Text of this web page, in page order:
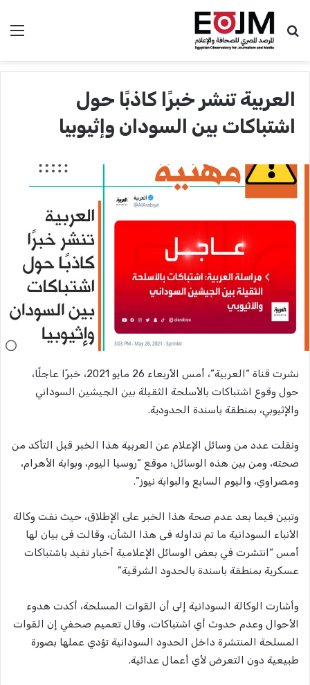
بحث عن
العربية تنشر خبرًا كاذبًا حول
اشتباكات بين السودان وإثيوبيا
نشرت قناة “العربية”، أمس الأربعاء 26 مايو 2021، خبرًا عاجلًا،
حول وقوع اشتباكات بالأسلحة الثقيلة بين الجيشين السوداني
والإثيوبي، بمنطقة باسندة الحدودية.
ونقلت عدد من وسائل الإعلام عن العربية هذا الخبر قبل التأكد من
صحته، ومن بين هذه الوسائل؛ موقع “روسيا اليوم، وبوابة الأهرام،
ومصراوي، واليوم السابع والبوابة نيوز”.
وتبين فيما بعد عدم صحة هذا الخبر على الإطلاق، حيث نفت وكالة
الأنباء السودانية ما تم تداوله فى هذا الشأن، وقالت فى بيان لها
أمس “انتشرت في بعض الوسائل الإعلامية أخبار تفيد باشتباكات
عسكرية بمنطقة باسندة بالحدود الشرقية”
وأشارت الوكالة السودانية إلى أن القوات المسلحة، أكدت هدوء
الأحوال وعدم حدوث أي اشتباكات، وقال تعميم صحفي إن القوات
المسلحة المنتشرة داخل الحدود السودانية تؤدي عملها بصورة
طبيعية دون التعرض لأي أعمال عدائية.